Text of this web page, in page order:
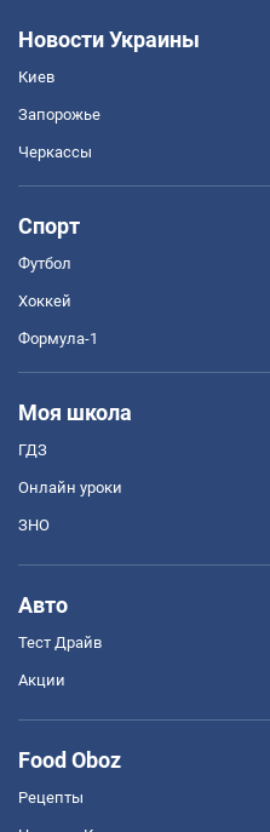
Новости Украины
Киев
Запорожье
Черкассы
Спорт
Футбол
Хоккей
Формула-1
Моя школа
ГДЗ
Онлайн уроки
ЗНО
Авто
Тест Драйв
Акции
Food Oboz
Рецепты